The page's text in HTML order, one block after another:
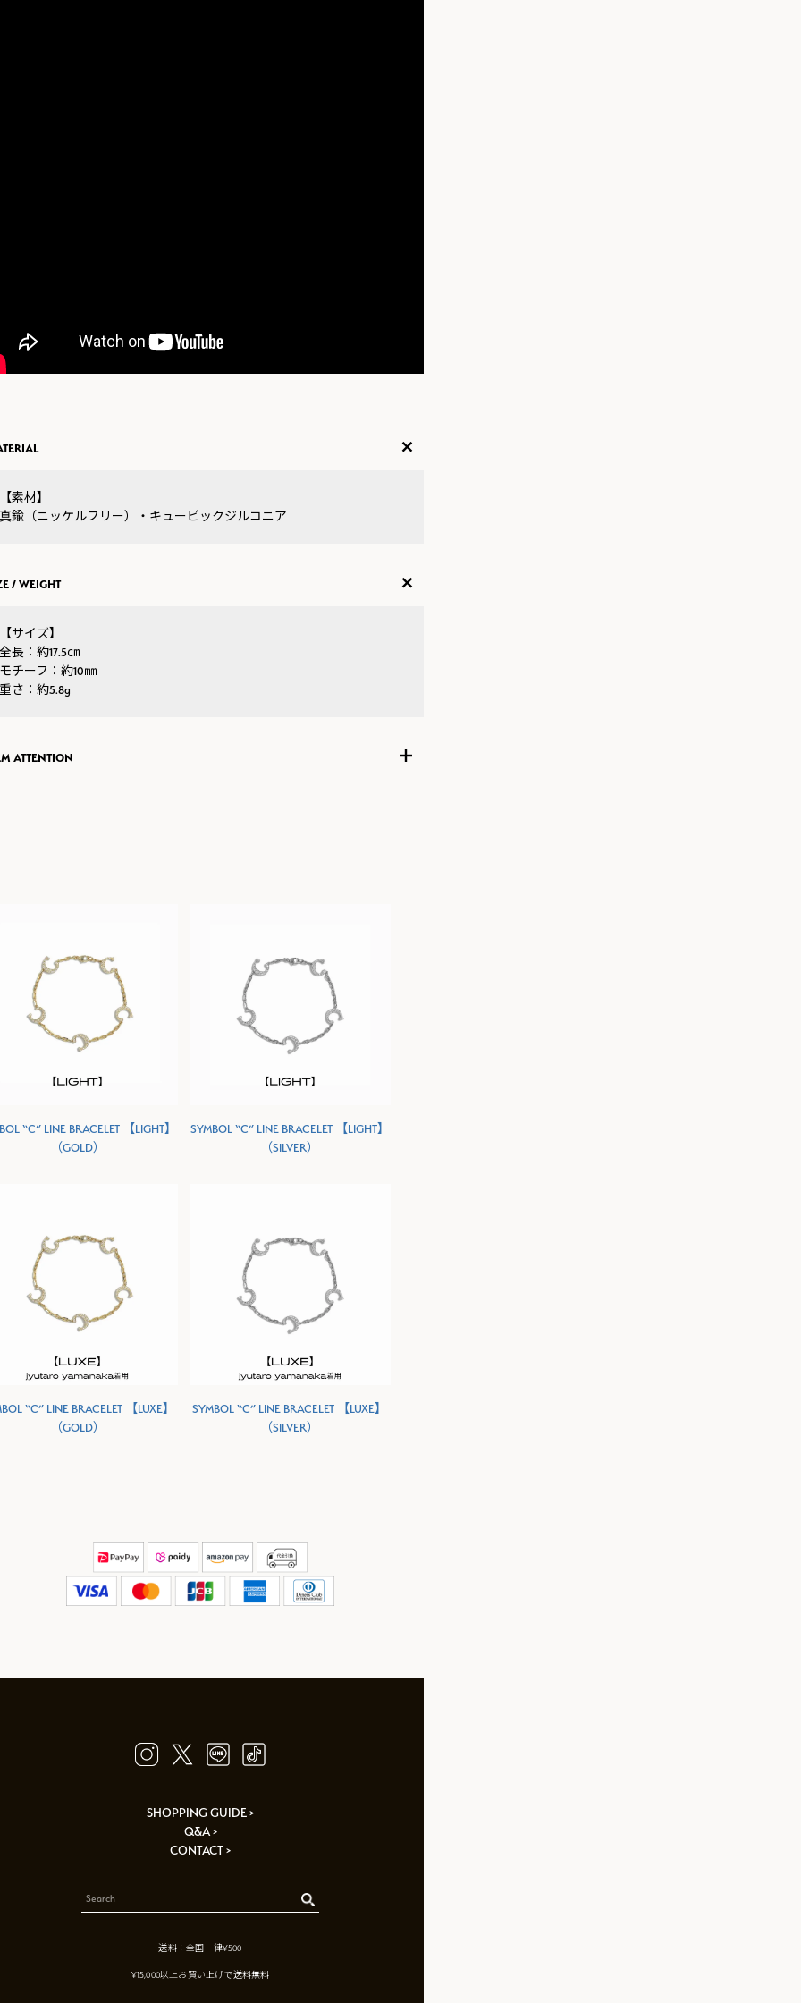
【素材】
真鍮（ニッケルフリー）・キュービックジルコニア
/ WEIGHT
【サイズ】
全長：約17.5㎝
モチーフ：約10㎜
重さ：約5.8g
ATTENTION
“C” LINE BRACELET 【LIGHT】
（GOLD）
SYMBOL “C” LINE BRACELET 【LIGHT】
（SILVER）
“C” LINE BRACELET 【LUXE】
（GOLD）
SYMBOL “C” LINE BRACELET 【LUXE】
（SILVER）
SHOPPING GUIDE >
Q&A >
CONTACT >
送料：全国一律¥500
¥15,000以上お買い上げで送料無料